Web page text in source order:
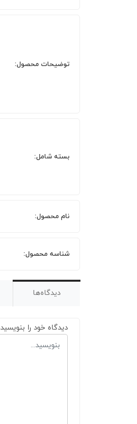
توضیحات محصول:
بسته شامل:
نام محصول:
شناسه محصول:
دیدگاه‌ها
دیدگاه خود را بنویسید